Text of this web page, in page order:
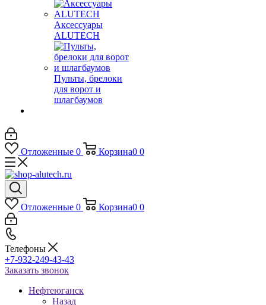
Аксессуары
ALUTECH
Пульты, брелоки
для ворот и
шлагбаумов
Отложенные 0 Корзина0 0
Отложенные 0 Корзина0 0
Телефоны
+7-932-249-43-43
Заказать звонок
Нефтеюганск
Назад